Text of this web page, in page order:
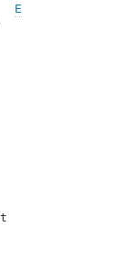
E